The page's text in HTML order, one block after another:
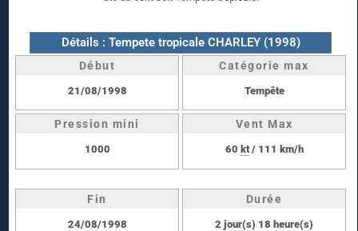
Détails : Tempete tropicale CHARLEY (1998)
Début
21/08/1998
Catégorie max
Tempête
Pression mini
1000
Vent Max
60 kt/ 111 km/h
Fin
24/08/1998
Durée
2 jour(s) 18 heure(s)